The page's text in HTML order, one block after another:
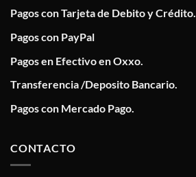
Pagos con Tarjeta de Debito y Crédito.
Pagos con PayPal
Pagos en Efectivo en Oxxo.
Transferencia /Deposito Bancario.
Pagos con Mercado Pago.
CONTACTO